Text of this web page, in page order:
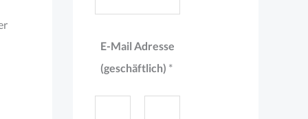
ä
E-Mail Adresse
(geschäftlich) *